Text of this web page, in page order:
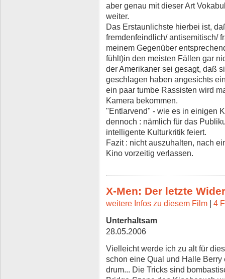
aber genau mit dieser Art
weiter.
Das Erstaunlichste hierbei ist,
fremdenfeindlich/ antisemitisch/
meinem Gegenüber
fühlt)in den meisten Fällen gar
der Amerikaner sei gesagt, daß
geschlagen haben angesichts
ein paar tumbe Rassisten wird
Kamera bekommen.
"Entlarvend" - wie es in einigen
dennoch : nämlich für das
intelligente Kulturkritik feiert.
Fazit : nicht auszuhalten, nach
Kino vorzeitig verlassen.
X-Men: Der letzte
weitere Infos zu diesem Film
4
Unterhaltsam
28.05.2006
Vielleicht werde ich zu alt für
schon eine Qual und Halle
drum... Die Tricks sind